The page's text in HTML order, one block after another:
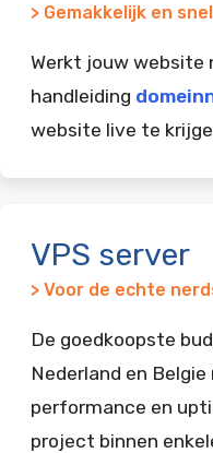
> Gemakkelijk en
Werkt jouw website
handleiding
website live te
VPS server
> Voor de echte
De goedkoopste
Nederland en
performance en
project binnen